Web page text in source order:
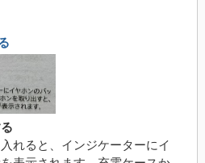
れると、インジケーターにイ